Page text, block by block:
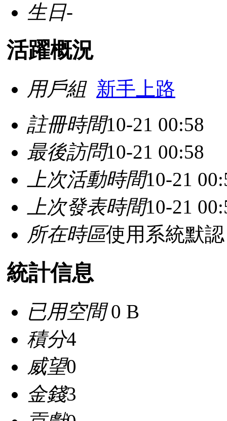
生日-
活躍概況
用戶組 新手上路
註冊時間10-21 00:58
最後訪問10-21 00:58
上次活動時間10-21
上次發表時間10-21
所在時區使用系統默認
統計信息
已用空間0 B
積分4
威望0
金錢3